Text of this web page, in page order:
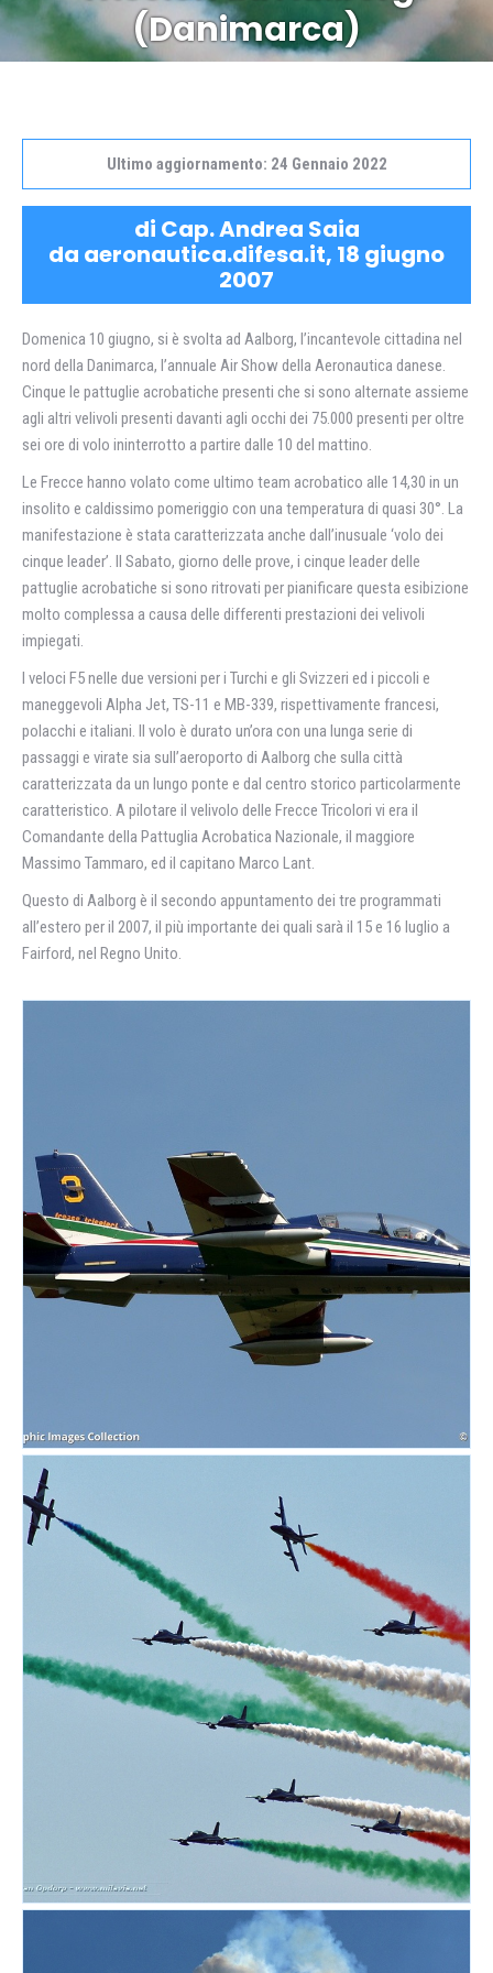
(Danimarca)
Ultimo aggiornamento: 24 Gennaio 2022
di Cap. Andrea Saia
da aeronautica.difesa.it, 18 giugno
2007
Domenica 10 giugno, si è svolta ad Aalborg, l’incantevole cittadina nel
nord della Danimarca, l’annuale Air Show della Aeronautica danese.
Cinque le pattuglie acrobatiche presenti che si sono alternate assieme
agli altri velivoli presenti davanti agli occhi dei 75.000 presenti per oltre
sei ore di volo ininterrotto a partire dalle 10 del mattino.
Le Frecce hanno volato come ultimo team acrobatico alle 14,30 in un
insolito e caldissimo pomeriggio con una temperatura di quasi 30°. La
manifestazione è stata caratterizzata anche dall’inusuale ‘volo dei
cinque leader’. Il Sabato, giorno delle prove, i cinque leader delle
pattuglie acrobatiche si sono ritrovati per pianificare questa esibizione
molto complessa a causa delle differenti prestazioni dei velivoli
impiegati.
I veloci F5 nelle due versioni per i Turchi e gli Svizzeri ed i piccoli e
maneggevoli Alpha Jet, TS-11 e MB-339, rispettivamente francesi,
polacchi e italiani. Il volo è durato un’ora con una lunga serie di
passaggi e virate sia sull’aeroporto di Aalborg che sulla città
caratterizzata da un lungo ponte e dal centro storico particolarmente
caratteristico. A pilotare il velivolo delle Frecce Tricolori vi era il
Comandante della Pattuglia Acrobatica Nazionale, il maggiore
Massimo Tammaro, ed il capitano Marco Lant.
Questo di Aalborg è il secondo appuntamento dei tre programmati
all’estero per il 2007, il più importante dei quali sarà il 15 e 16 luglio a
Fairford, nel Regno Unito.